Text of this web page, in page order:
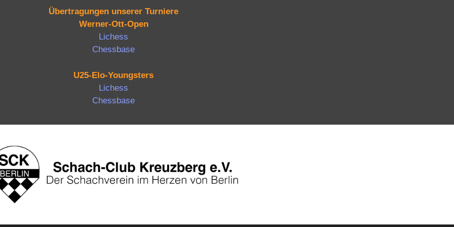
Übertragungen unserer Turniere
Werner-Ott-Open
Lichess
Chessbase
U25-Elo-Youngsters
Lichess
Chessbase